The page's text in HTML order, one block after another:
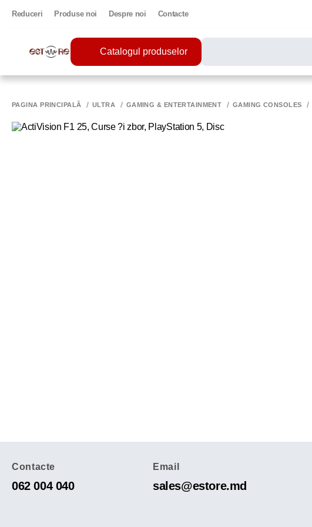
Reduceri Produse noi Despre noi Contacte
Catalogul produselor
PAGINA PRINCIPALĂ ULTRA GAMING & ENTERTAINMENT GAMING CONSOLES
Contacte
062 004 040
Email
sales@estore.md